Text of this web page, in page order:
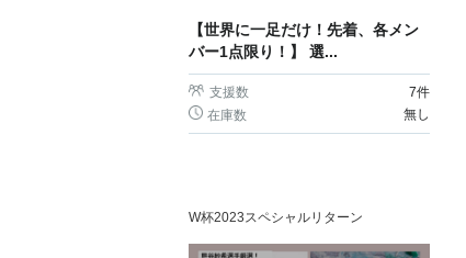
【世界に一足だけ！先着、各メン
バー1点限り！】 選...
支援数 7件
在庫数
無し
W杯2023スペシャルリターン